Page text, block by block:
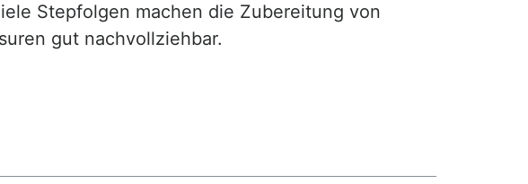
Stepfolgen machen die Zubereitung von
gut nachvollziehbar.